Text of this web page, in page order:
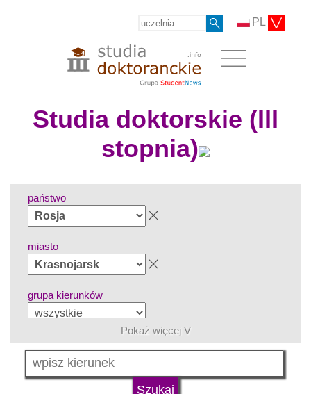
PL
Studia doktorskie (III
stopnia)
państwo
miasto
grupa kierunków
język
Pokaż więcej V